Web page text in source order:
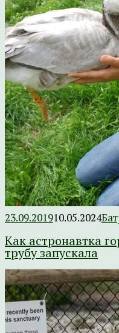
23.09.201910.05.2024
Как астронавтка
трубу запускала